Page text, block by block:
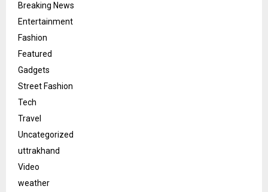
Breaking News
Entertainment
Fashion
Featured
Gadgets
Street Fashion
Tech
Travel
Uncategorized
uttrakhand
Video
weather